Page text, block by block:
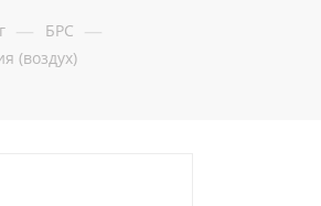
— БРС —
(воздух)